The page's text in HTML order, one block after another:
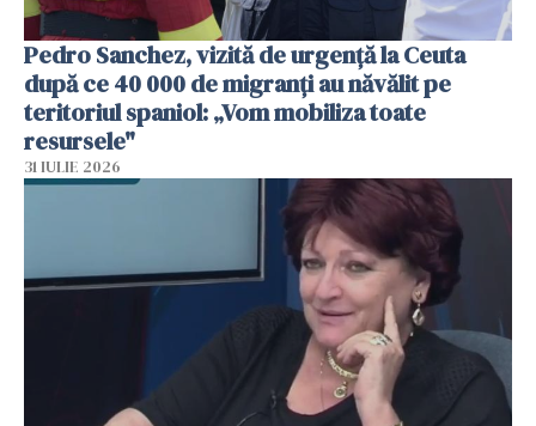
Pedro Sanchez, vizită de urgență la Ceuta
după ce 40 000 de migranți au năvălit pe
teritoriul spaniol: „Vom mobiliza toate
resursele"
31 IULIE 2026